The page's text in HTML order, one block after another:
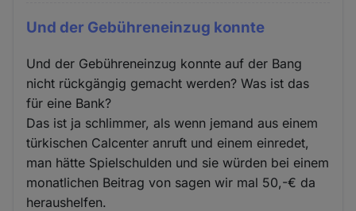
Und der Gebühreneinzug konnte
Und der Gebühreneinzug konnte auf der Bang
nicht rückgängig gemacht werden? Was ist das
für eine Bank?
Das ist ja schlimmer, als wenn jemand aus einem
türkischen Calcenter anruft und einem einredet,
man hätte Spielschulden und sie würden bei einem
monatlichen Beitrag von sagen wir mal 50,-€ da
heraushelfen.